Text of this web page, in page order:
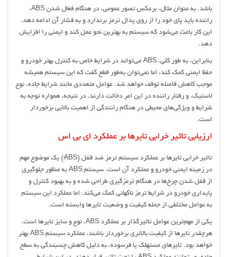
باشد. به عنوان مثال، برعکس تصور عمومی، در هنگام فعال شدن ABS،
راننده باید پای خود را از روی پدال ترمز برندارد و به فشار آن ادامه دهد.
این کار باعث می‌شود که سیستم به بهترین نحو عمل کند و ایمنی را افزایش
دهد.
بنابراین، به طور کلی، ABS می‌تواند در شرایط خاص به کنترل بهتر خودرو و
حفظ ایمنی کمک کند، اما نمی‌توان به‌طور قطع گفت که این سیستم همیشه
موجب کاهش فاصله توقف خواهد شد. عوامل متعددی مانند شرایط جاده، نوع
لاستیک، و رفتار راننده در این امر دخالت دارند. در نتیجه، همواره توجه به
شرایط و ویژگی‌های محیطی در هنگام رانندگی از اهمیت بالایی برخوردار
است.
ارزیابی تاثیر خرابی تایرها بر عملکرد ای بی اس
تاثیر خرابی تایرها بر عملکرد سیستم ترمز ضد قفل (ABS) یک موضوع مهم
در زمینه ایمنی خودرو و عملکرد آن است. سیستم ABS به منظور جلوگیری
از قفل شدن چرخ‌ها در هنگام ترمزگیری طراحی شده و به بهبود کنترل و
پایداری خودرو در شرایط ترمز ناگهانی کمک می‌کند. اما عملکرد این سیستم
به عوامل مختلفی از جمله کیفیت و وضعیت تایرها وابسته است.
یکی از مهم‌ترین عوامل تاثیرگذار بر عملکرد ABS، نوع و سایز تایرها است.
هرچقدر تایرها از کیفیت بالاتری برخوردار باشند، عملکرد سیستم ABS بهتر
خواهد بود. تایرهای مستهلک یا فرسوده، به دلیل کاهش چسبندگی به سطح